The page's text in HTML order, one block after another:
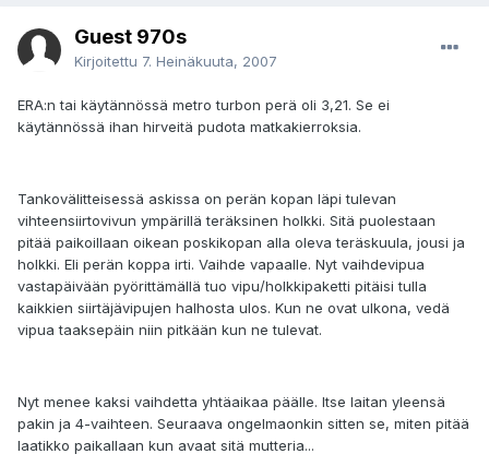
Guest 970s
Kirjoitettu 7. Heinäkuuta, 2007
ERA:n tai käytännössä metro turbon perä oli 3,21. Se ei
käytännössä ihan hirveitä pudota matkakierroksia.
Tankovälitteisessä askissa on perän kopan läpi tulevan
vihteensiirtovivun ympärillä teräksinen holkki. Sitä puolestaan
pitää paikoillaan oikean poskikopan alla oleva teräskuula, jousi ja
holkki. Eli perän koppa irti. Vaihde vapaalle. Nyt vaihdevipua
vastapäivään pyörittämällä tuo vipu/holkkipaketti pitäisi tulla
kaikkien siirtäjävipujen halhosta ulos. Kun ne ovat ulkona, vedä
vipua taaksepäin niin pitkään kun ne tulevat.
Nyt menee kaksi vaihdetta yhtäaikaa päälle. Itse laitan yleensä
pakin ja 4-vaihteen. Seuraava ongelmaonkin sitten se, miten pitää
laatikko paikallaan kun avaat sitä mutteria...